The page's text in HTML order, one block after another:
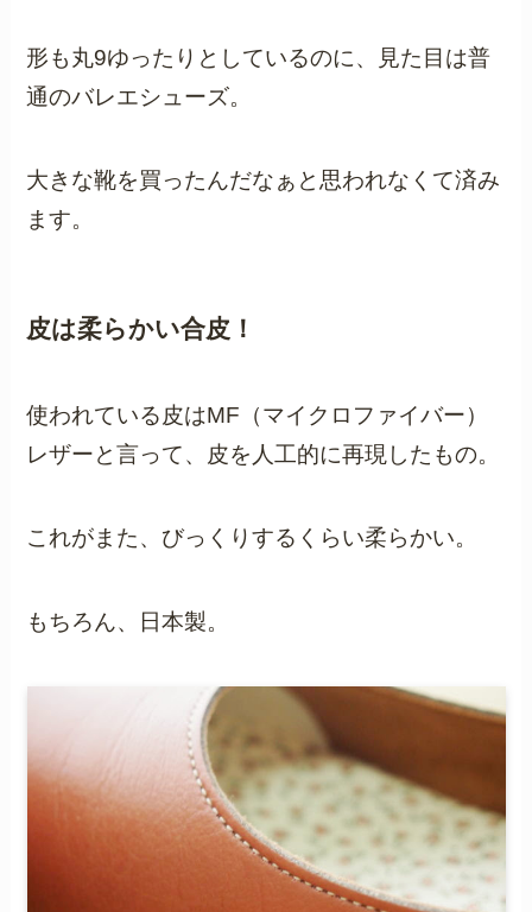
形も丸9ゆったりとしているのに、見た目は普
通のバレエシューズ。
大きな靴を買ったんだなぁと思われなくて済み
ます。
皮は柔らかい合皮！
使われている皮はMF（マイクロファイバー）
レザーと言って、皮を人工的に再現したもの。
これがまた、びっくりするくらい柔らかい。
もちろん、日本製。